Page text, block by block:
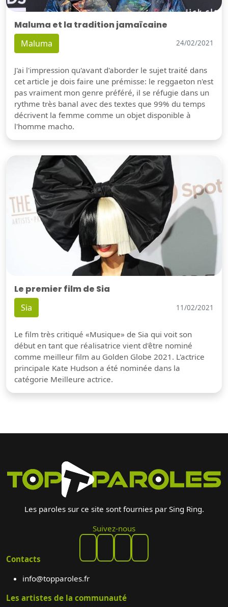
Maluma et la tradition jamaïcaine
Maluma 24/02/2021
J'ai l'impression qu'avant d'aborder le sujet traité dans
cet article je dois faire une prémisse: le reggaeton n'est
pas vraiment mon genre préféré, il se réfugie dans un
rythme très banal avec des textes que 99% du temps
décrivent la femme comme un objet disponible à
l'homme macho.
Le premier film de Sia
Sia 11/02/2021
Le film très critiqué «Musique» de Sia qui voit son
début en tant que réalisatrice vient d'être nominé
comme meilleur film au Golden Globe 2021. L'actrice
principale Kate Hudson a été nominée dans la
catégorie Meilleure actrice.
Les paroles sur ce site sont fournies par Sing Ring.
Suivez-nous
Contacts
info@topparoles.fr
Les artistes de la communauté